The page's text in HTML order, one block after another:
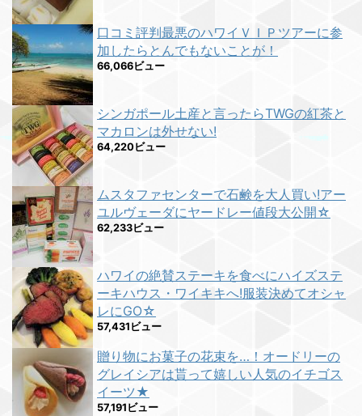
口コミ評判最悪のハワイＶＩＰツアーに参
加したらとんでもないことが！
66,066ビュー
シンガポール土産と言ったらTWGの紅茶と
マカロンは外せない!
64,220ビュー
ムスタファセンターで石鹸を大人買い!アー
ユルヴェーダにヤードレー値段大公開☆
62,233ビュー
ハワイの絶賛ステーキを食べにハイズステ
ーキハウス・ワイキキへ!服装決めてオシャ
レにGO☆
57,431ビュー
贈り物にお菓子の花束を…！オードリーの
グレイシアは貰って嬉しい人気のイチゴス
イーツ★
57,191ビュー